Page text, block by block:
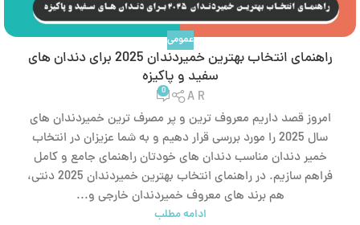
عمومی
راهنمای انتخاب بهترین خمیردندان 2025 برای دندان های
سفید و پاکیزه
A R
0
امروز قصد داریم معروف ترین و پر مصرف ترین خمیردندان های
سال 2025 را مورد بررسی قرار دهیم و به شما عزیزان در انتخاب
خمیر دندان مناسب دندان های خودتان راهنمای جامع و کامل
فراهم سازیم. در راهنمای انتخاب بهترین خمیردندان 2025 دنتی،
هم برند های معروف خمیردندان خارجی و...
ادامه مطلب